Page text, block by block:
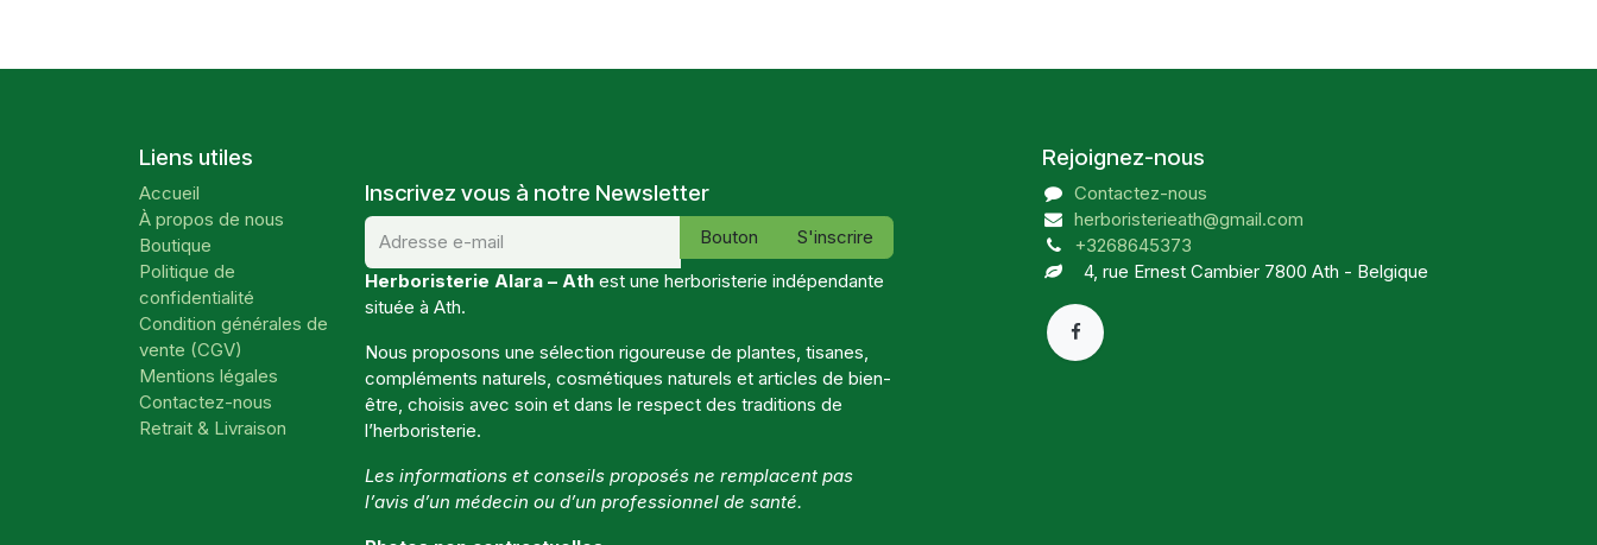
Liens utiles
Accueil
À propos de nous
Boutique
Politique de
confidentialité
Condition générales de
vente (CGV)
Mentions légales
Contactez-nous
Retrait & Livraison
Inscrivez vous à notre Newsletter
Bouton
S'inscrire
Herboristerie Alara – Ath est une herboristerie indépendante
située à Ath.
Nous proposons une sélection rigoureuse de plantes, tisanes,
compléments naturels, cosmétiques naturels et articles de bien-
être, choisis avec soin et dans le respect des traditions de
l’herboristerie.
Les informations et conseils proposés ne remplacent pas
l’avis d’un médecin ou d’un professionnel de santé.
Rejoignez-nous
Contactez-nous
herboristerieath@gmail.com
+3268645373
4, rue Ernest Cambier 7800 Ath - Belgique